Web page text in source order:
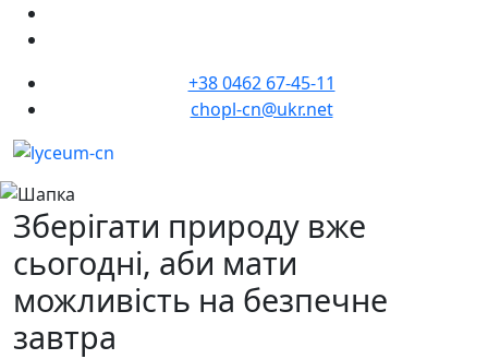
+38 0462 67-45-11
chopl-cn@ukr.net
Зберігати природу вже
сьогодні, аби мати
можливість на безпечне
завтра